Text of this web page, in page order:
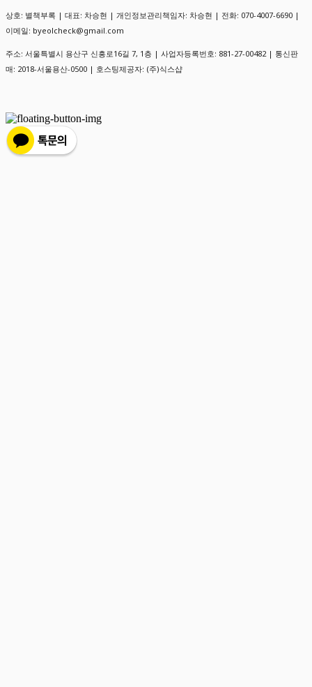
상호: 별책부록 | 대표: 차승현 | 개인정보관리책임자: 차승현 | 전화: 070-4007-6690 |
이메일: byeolcheck@gmail.com
주소: 서울특별시 용산구 신흥로16길 7, 1층 | 사업자등록번호: 881-27-00482 | 통신판
매: 2018-서울용산-0500 | 호스팅제공자: (주)식스샵